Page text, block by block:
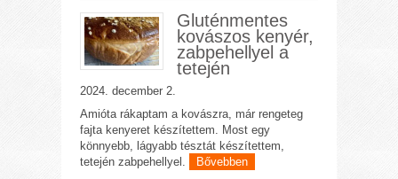
Gluténmentes
kovászos kenyér,
zabpehellyel a
tetején
2024. december 2.
Amióta rákaptam a kovászra, már rengeteg
fajta kenyeret készítettem. Most egy
könnyebb, lágyabb tésztát készítettem,
tetején zabpehellyel.
Bővebben